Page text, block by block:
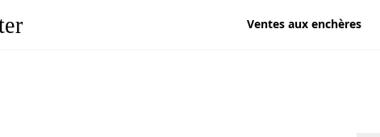
Ventes aux enchères